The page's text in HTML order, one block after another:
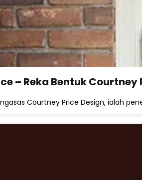
– Reka Bentuk Courtney
Courtney Price Design, ialah